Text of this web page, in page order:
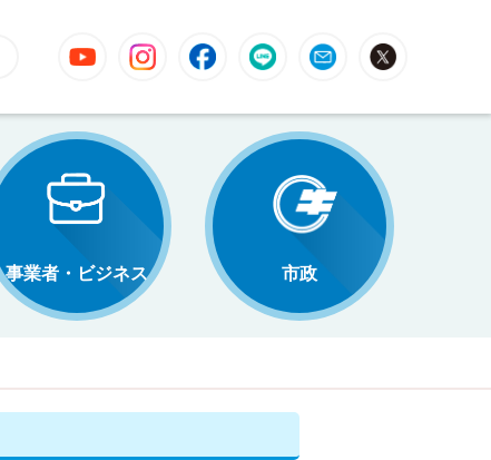
YouTube InstagramFacebookLINE Mail
事業者・ビジネス 市政